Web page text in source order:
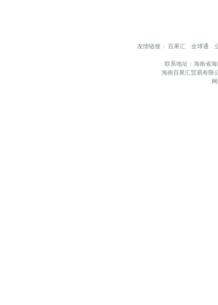
友情链接： 百果汇 全球通
联系地址：海南省
海南百果汇贸易有限